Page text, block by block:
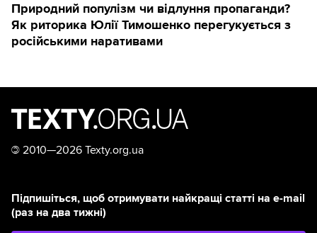
Природний популізм чи відлуння пропаганди?
Як риторика Юлії Тимошенко перегукується з
російськими наративами
© 2010—2026 Texty.org.ua
Підпишіться, щоб отримувати найкращі статті на e-mail
(раз на два тижні)